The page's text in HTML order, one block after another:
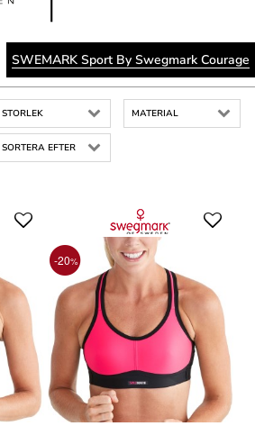
SWEMARK Sport By Swegmark Courage
STORLEK MATERIAL
SORTERA EFTER
-20%